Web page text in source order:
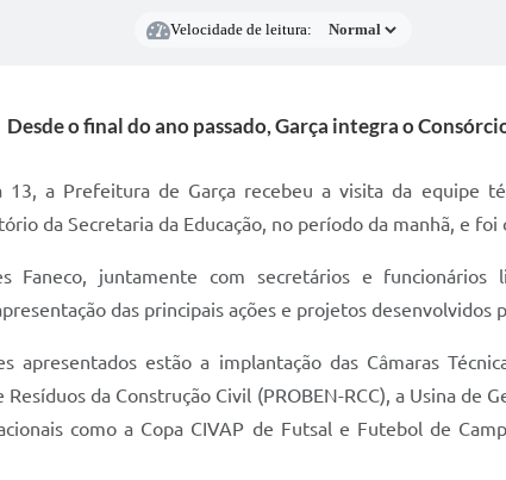
Velocidade de leitura:
Desde o final do ano passado, Garça integra o
13, a Prefeitura de Garça recebeu a visita da equipe
da Secretaria da Educação, no período da manhã, e
Faneco, juntamente com secretários e
das principais ações e projetos
apresentados estão a implantação das Câmaras
da Construção Civil (PROBEN-RCC), a Usina de
como a Copa CIVAP de Futsal e Futebol de